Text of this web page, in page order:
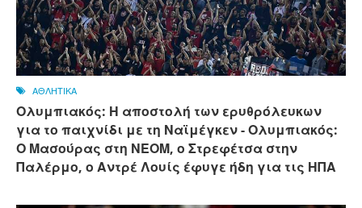
ΑΘΛΗΤΙΚΑ
Ολυμπιακός: Η αποστολή των ερυθρόλευκων
για το παιχνίδι με τη Ναϊμέγκεν - Ολυμπιακός:
Ο Μασούρας στη ΝΕΟΜ, ο Στρεφέτσα στην
Παλέρμο, ο Αντρέ Λουίς έφυγε ήδη για τις ΗΠΑ